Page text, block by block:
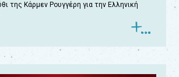
της Κάρμεν Ρουγγέρη για την Ελληνική